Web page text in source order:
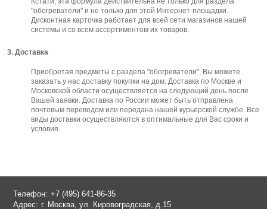
"обогреватели" и не только для этой Интернет-площадки.
Дисконтная карточка работает для всей сети магазинов нашей
системы и со всем ассортиментом их товаров.
3. Доставка
Приобретая предметы с раздела "обогреватели", Вы можете
заказать у нас доставку покупки на дом. Доставка по Москве и
Московской области осуществляется на следующий день после
Вашей заявки. Доставка по России может быть отправлена
почтовым переводом или передана нашей курьерской службе. Все
виды доставки осуществляются в оптимальные для Вас сроки и
условия.
Телефон: +7 (495) 641-86-35
Адрес: г. Москва, ул. Кировоградская, д.15